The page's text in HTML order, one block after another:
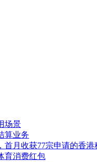
场景
算业务
月收获77宗申请的香
育消费红包